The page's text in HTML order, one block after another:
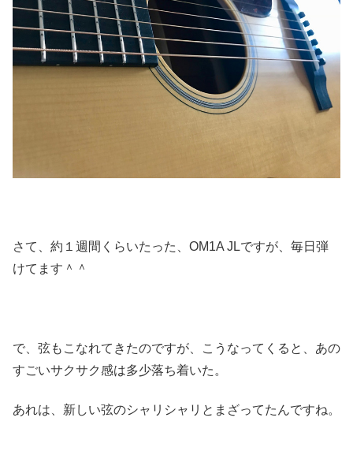
さて、約１週間くらいたった、OM1A JLですが、毎日弾
けてます＾＾
で、弦もこなれてきたのですが、こうなってくると、あの
すごいサクサク感は多少落ち着いた。
あれは、新しい弦のシャリシャリとまざってたんですね。